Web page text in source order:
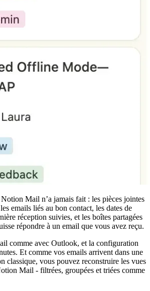
Mail n’a jamais fait : les pièces jointes
emails liés au bon contact, les dates de
réception suivies, et les boîtes partagées
répondre à un email que vous avez reçu.
comme avec Outlook, et la configuration
Et comme vos emails arrivent dans une
classique, vous pouvez reconstruire les vues
Mail - filtrées, groupées et triées comme